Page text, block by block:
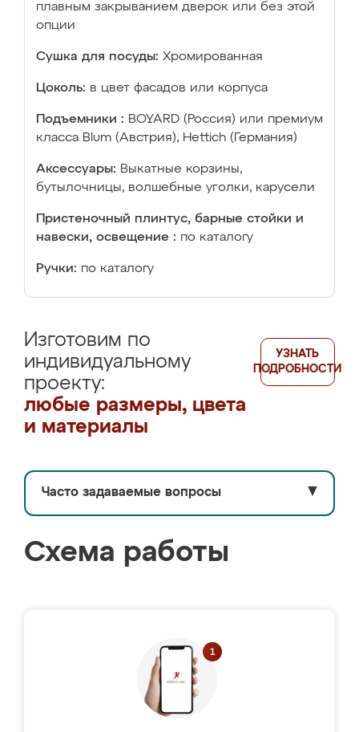
плавным закрыванием дверок или без этой
опции
Сушка для посуды: Хромированная
Цоколь: в цвет фасадов или корпуса
Подъемники : BOYARD (Россия) или премиум
класса Blum (Австрия), Hettich (Германия)
Аксессуары: Выкатные корзины,
бутылочницы, волшебные уголки, карусели
Пристеночный плинтус, барные стойки и
навески, освещение : по каталогу
Ручки: по каталогу
Изготовим по
индивидуальному
проекту:
любые размеры, цвета
и материалы
УЗНАТЬ
ПОДРОБНОСТИ
Часто задаваемые вопросы ▼
Схема работы